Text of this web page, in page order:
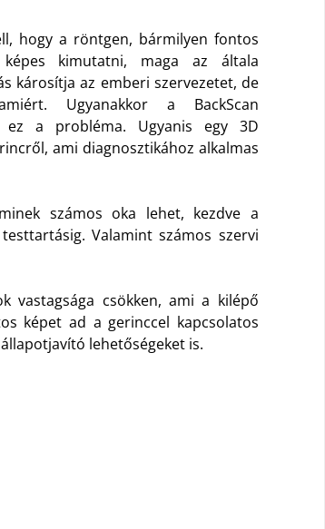
hogy a röntgen, bármilyen fontos
kimutatni, maga az általa
károsítja az emberi szervezetet, de
Ugyanakkor a BackScan
ez a probléma. Ugyanis egy 3D
ami diagnosztikához alkalmas
számos oka lehet, kezdve a
Valamint számos szervi
vastagsága csökken, ami a kilépő
képet ad a gerinccel kapcsolatos
lehetőségeket is.